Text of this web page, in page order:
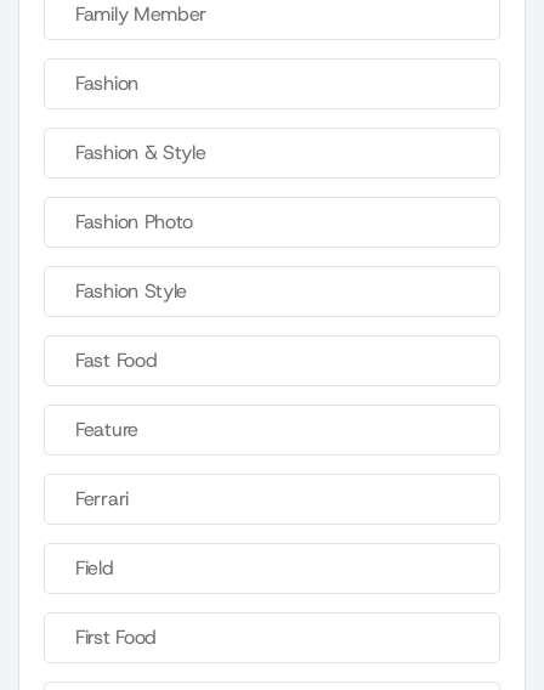
Family Member
Fashion
Fashion & Style
Fashion Photo
Fashion Style
Fast Food
Feature
Ferrari
Field
First Food